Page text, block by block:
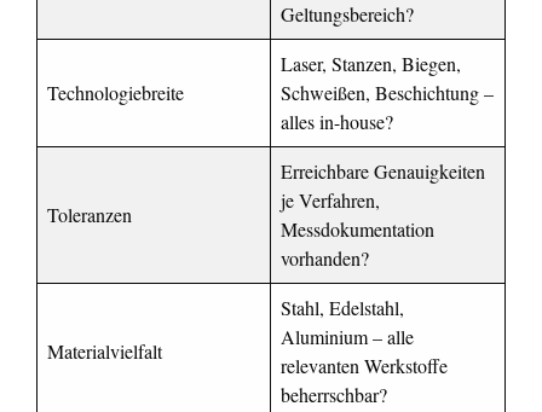
Geltungsbereich?
Technologiebreite
Laser, Stanzen, Biegen,
Schweißen, Beschichtung –
alles in-house?
Toleranzen
Erreichbare Genauigkeiten
je Verfahren,
Messdokumentation
vorhanden?
Materialvielfalt
Stahl, Edelstahl,
Aluminium – alle
relevanten Werkstoffe
beherrschbar?